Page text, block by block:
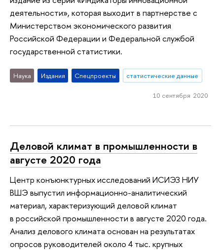
деятельности», которая выходит в партнерстве с
Министерством экономического развития
Российской Федерации и Федеральной службой
государственной статистики.
Наука Издания Спецпроекты статистические данные
10 сентября 2020
Деловой климат в промышленности в
августе 2020 года
Центр конъюнктурных исследований ИСИЭЗ НИУ
ВШЭ выпустил информационно-аналитический
материал, характеризующий деловой климат
в российской промышленности в августе 2020 года.
Анализ делового климата основан на результатах
опросов руководителей около 4 тыс. крупных